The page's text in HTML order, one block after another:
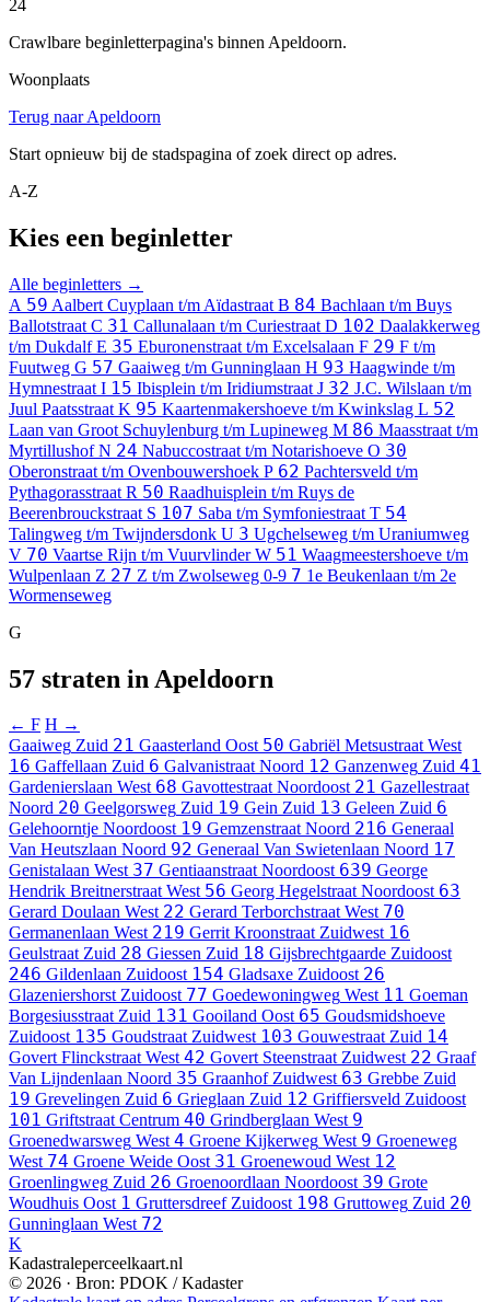
24
Crawlbare beginletterpagina's binnen Apeldoorn.
Woonplaats
Terug naar Apeldoorn
Start opnieuw bij de stadspagina of zoek direct op adres.
A-Z
Kies een beginletter
Alle beginletters →
A 59 Aalbert Cuyplaan t/m Aïdastraat B 84 Bachlaan t/m Buys
Ballotstraat C 31 Callunalaan t/m Curiestraat D 102 Daalakkerweg
t/m DukdalfE 35 Eburonenstraat t/m Excelsalaan F 29 F t/m
Fuutweg G 57 Gaaiweg t/m Gunninglaan H 93 Haagwinde t/m
Hymnestraat I 15 Ibisplein t/m Iridiumstraat J 32 J.C. Wilslaan t/m
Juul Paatsstraat K 95 Kaartenmakershoeve t/m Kwinkslag L 52
Laan van Groot Schuylenburg t/m Lupineweg M 86 Maasstraat t/m
MyrtillushofN 24 Nabuccostraat t/m Notarishoeve O 30
Oberonstraat t/m Ovenbouwershoek P 62 Pachtersveld t/m
Pythagorasstraat R 50 Raadhuisplein t/m Ruys de
Beerenbrouckstraat S 107 Saba t/m Symfoniestraat T 54
Talingweg t/m Twijndersdonk U 3 Ugchelseweg t/m Uraniumweg
V 70 Vaartse Rijn t/m VuurvlinderW 51 Waagmeestershoeve t/m
Wulpenlaan Z 27 Z t/m Zwolseweg 0-9 7 1e Beukenlaan t/m 2e
Wormenseweg
G
57 straten in Apeldoorn
← F H →
Gaaiweg Zuid 21 Gaasterland Oost 50 Gabriël Metsustraat West
16 Gaffellaan Zuid 6 Galvanistraat Noord 12 Ganzenweg Zuid 41
Gardenierslaan West 68 Gavottestraat Noordoost 21 Gazellestraat
Noord 20 Geelgorsweg Zuid 19 Gein Zuid 13 Geleen Zuid 6
Gelehoorntje Noordoost 19 Gemzenstraat Noord 216 Generaal
Van Heutszlaan Noord 92 Generaal Van Swietenlaan Noord 17
Genistalaan West 37 Gentiaanstraat Noordoost 639 George
Hendrik Breitnerstraat West 56 Georg Hegelstraat Noordoost 63
Gerard Doulaan West 22 Gerard Terborchstraat West 70
Germanenlaan West 219 Gerrit Kroonstraat Zuidwest 16
Geulstraat Zuid 28 Giessen Zuid 18 Gijsbrechtgaarde Zuidoost
246 Gildenlaan Zuidoost 154 Gladsaxe Zuidoost 26
Glazeniershorst Zuidoost 77 Goedewoningweg West 11 Goeman
Borgesiusstraat Zuid 131 Gooiland Oost 65 Goudsmidshoeve
Zuidoost 135 Goudstraat Zuidwest 103 Gouwestraat Zuid 14
Govert Flinckstraat West 42 Govert Steenstraat Zuidwest 22 Graaf
Van Lijndenlaan Noord 35 Graanhof Zuidwest 63 Grebbe Zuid
19 Grevelingen Zuid 6 Grieglaan Zuid 12 Griffiersveld Zuidoost
101 Griftstraat Centrum 40 Grindberglaan West 9
Groenedwarsweg West 4 Groene Kijkerweg West 9 Groeneweg
West 74 Groene Weide Oost 31 Groenewoud West 12
Groenlingweg Zuid 26 Groenoordlaan Noordoost 39 Grote
Woudhuis Oost 1 Gruttersdreef Zuidoost 198 Gruttoweg Zuid 20
Gunninglaan West 72
K
Kadastraleperceelkaart.nl
© 2026 · Bron: PDOK / Kadaster